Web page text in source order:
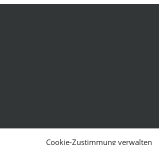
Cookie-Zustimmung verwalten